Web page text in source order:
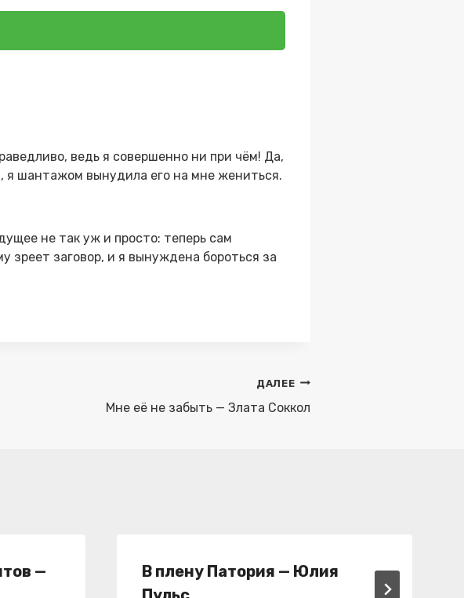
ведь я совершенно ни при чём! Да,
я шантажом вынудила его на мне жениться.
не так уж и просто: теперь сам
зреет заговор, и я вынуждена бороться за
ДАЛЕЕ
Мне её не забыть — Злата Соккол
—
В плену Патория — Юлия